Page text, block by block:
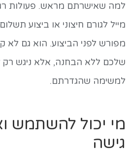
למה שאישרתם מראש. פעולות
מייל לגורם חיצוני או ביצוע
מפורש לפני הביצוע. הוא גם לא
שלכם ללא הבחנה, אלא ניגש
למשימה שהגדרתם.
מי יכול להשתמש
גישה